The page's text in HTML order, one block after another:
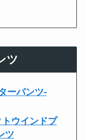
ツ
ーパンツ-
ウインドプ
ツ